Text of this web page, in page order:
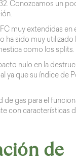
Conozcamos un
muy extendidas en
ha sido muy utilizado
como los splits.
nulo en la
ya que su índice de
de gas para el
con características
de